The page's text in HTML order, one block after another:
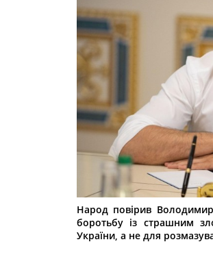
Народ повірив
боротьбу із страшним
України, а не для